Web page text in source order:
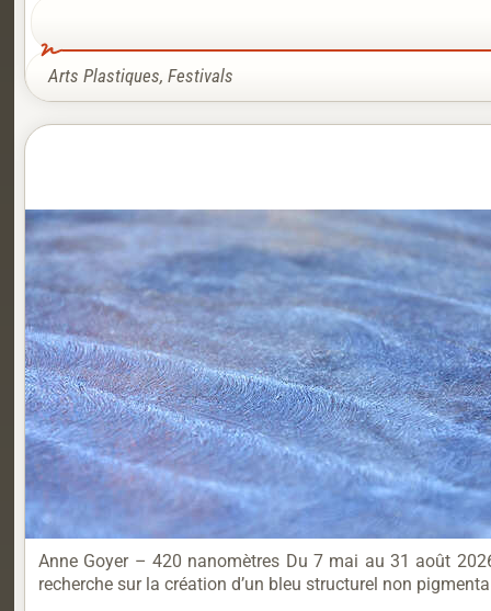
Arts Plastiques, Festivals
Anne Goyer – 420 nanomètres Du 7 mai au 31 août
recherche sur la création d’un bleu structurel non